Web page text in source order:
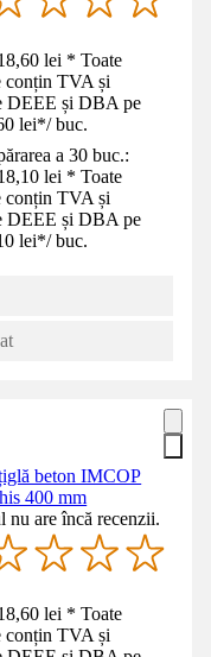
lei * Toate
conțin TVA și
DEEE și DBA pe
lei*/ buc.
a 30 buc.:
lei * Toate
conțin TVA și
DEEE și DBA pe
lei*/ buc.
beton IMCOP
400 mm
nu are încă recenzii.
lei * Toate
conțin TVA și